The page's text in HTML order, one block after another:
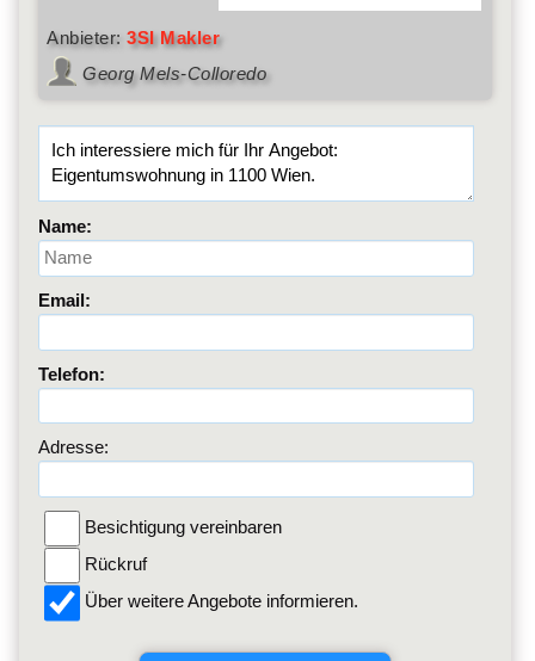
Anbieter:3SI Makler
Georg Mels-Colloredo
Name:
Email:
Telefon:
Adresse:
Besichtigung vereinbaren
Rückruf
Über weitere Angebote informieren.